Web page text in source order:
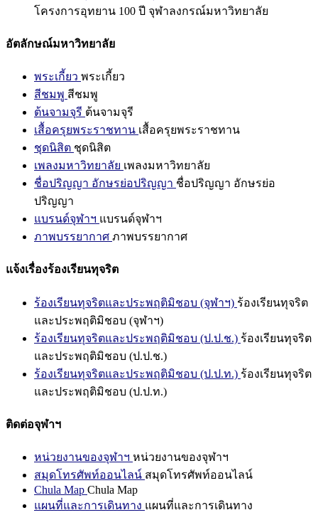
โครงการอุทยาน 100 ปี จุฬาลงกรณ์มหาวิทยาลัย
อัตลักษณ์มหาวิทยาลัย
พระเกี้ยว พระเกี้ยว
สีชมพู สีชมพู
ต้นจามจุรี ต้นจามจุรี
เสื้อครุยพระราชทาน เสื้อครุยพระราชทาน
ชุดนิสิต ชุดนิสิต
เพลงมหาวิทยาลัย เพลงมหาวิทยาลัย
ชื่อปริญญา อักษรย่อปริญญา ชื่อปริญญา อักษรย่อ
ปริญญา
แบรนด์จุฬาฯ แบรนด์จุฬาฯ
ภาพบรรยากาศ ภาพบรรยากาศ
แจ้งเรื่องร้องเรียนทุจริต
ร้องเรียนทุจริตและประพฤติมิชอบ (จุฬาฯ) ร้องเรียนทุจริต
และประพฤติมิชอบ (จุฬาฯ)
ร้องเรียนทุจริตและประพฤติมิชอบ (ป.ป.ช.) ร้องเรียนทุจริต
และประพฤติมิชอบ (ป.ป.ช.)
ร้องเรียนทุจริตและประพฤติมิชอบ (ป.ป.ท.) ร้องเรียนทุจริต
และประพฤติมิชอบ (ป.ป.ท.)
ติดต่อจุฬาฯ
หน่วยงานของจุฬาฯ หน่วยงานของจุฬาฯ
สมุดโทรศัพท์ออนไลน์ สมุดโทรศัพท์ออนไลน์
Chula Map Chula Map
แผนที่และการเดินทาง แผนที่และการเดินทาง